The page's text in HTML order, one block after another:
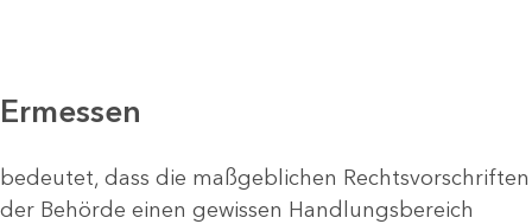
Ermessen
bedeutet, dass die maßgeblichen Rechtsvorschriften
der Behörde einen gewissen Handlungsbereich